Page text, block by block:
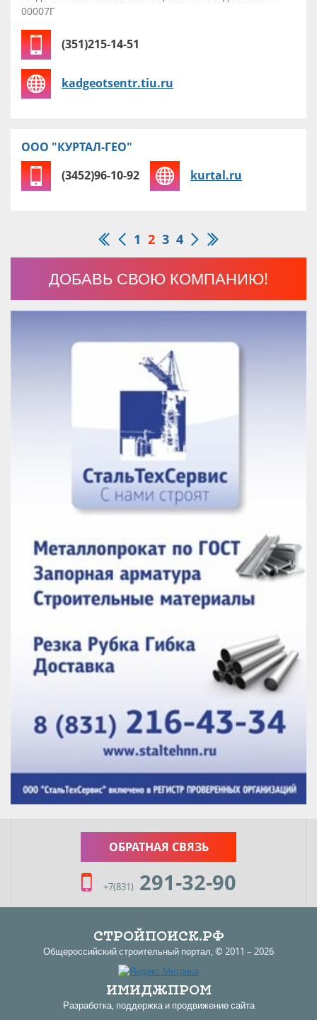
00007Г
(351)215-14-51
kadgeotsentr.tiu.ru
ООО "КУРТАЛ-ГЕО"
(3452)96-10-92
kurtal.ru
1 2 3 4
ДОБАВЬ СВОЮ КОМПАНИЮ!
ОБРАТНАЯ СВЯЗЬ
+7(831) 291-32-90
СТРОЙПОИСК.РФ
Общероссийский строительный портал, © 2011 – 2026
ИМИДЖПРОМ
Разработка, поддержка и продвижение сайта